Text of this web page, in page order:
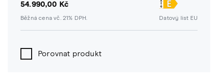
54.990,00 Kč
Běžná cena vč. 21% DPH. Datový list EU
Porovnat produkt